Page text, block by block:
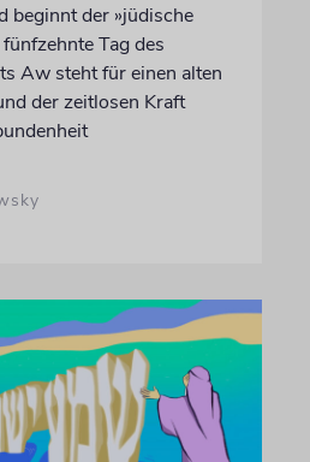
beginnt der »jüdische
Tag des
Aw steht für einen alten
der zeitlosen Kraft